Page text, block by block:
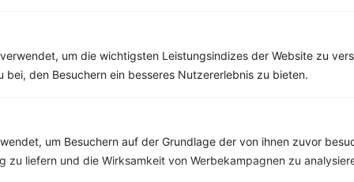
um die wichtigsten Leistungsindizes der Website zu
bei, den Besuchern ein besseres Nutzererlebnis zu bieten.
um Besuchern auf der Grundlage der von ihnen zuvor
zu liefern und die Wirksamkeit von Werbekampagnen zu
Rezepte mit 400 bis 500 kcal
Hähnchenbrustfilet in Curry-Mango Marinade und Rucolasalat